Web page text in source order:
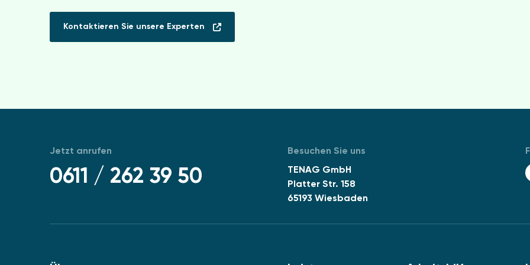
Kontaktieren Sie unsere Experten
Jetzt anrufen
0611 / 262 39 50
Besuchen Sie uns
TENAG GmbH
Platter Str. 158
65193 Wiesbaden